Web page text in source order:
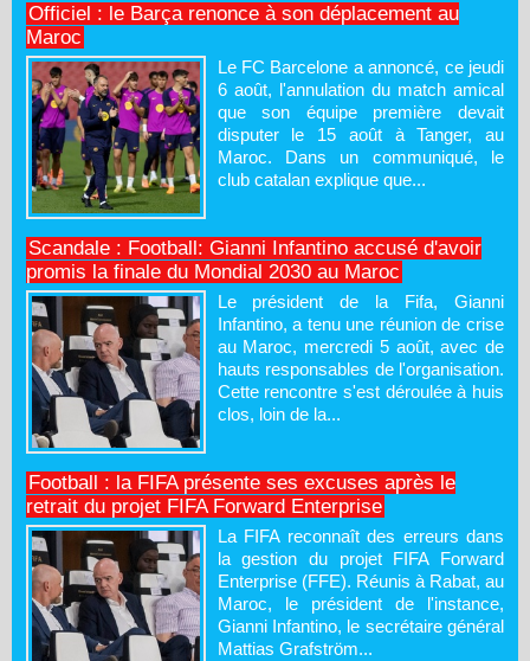
Officiel : le Barça renonce à son déplacement au
Maroc
Le FC Barcelone a annoncé, ce jeudi
6 août, l'annulation du match amical
que son équipe première devait
disputer le 15 août à Tanger, au
Maroc. Dans un communiqué, le
club catalan explique que...
Scandale : Football: Gianni Infantino accusé d'avoir
promis la finale du Mondial 2030 au Maroc
Le président de la Fifa, Gianni
Infantino, a tenu une réunion de crise
au Maroc, mercredi 5 août, avec de
hauts responsables de l'organisation.
Cette rencontre s'est déroulée à huis
clos, loin de la...
Football : la FIFA présente ses excuses après le
retrait du projet FIFA Forward Enterprise
La FIFA reconnaît des erreurs dans
la gestion du projet FIFA Forward
Enterprise (FFE). Réunis à Rabat, au
Maroc, le président de l'instance,
Gianni Infantino, le secrétaire général
Mattias Grafström...